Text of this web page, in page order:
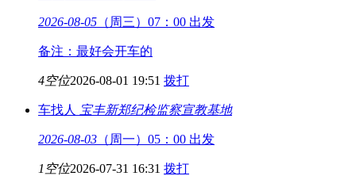
2026-08-05 （周三）07：00 出发
备注：最好会开车的
4空位2026-08-01 19:51 拨打
车找人 宝丰新郑纪检监察宣教基地
2026-08-03 （周一）05：00 出发
1空位2026-07-31 16:31 拨打